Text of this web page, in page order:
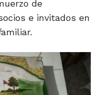
de
e invitados en